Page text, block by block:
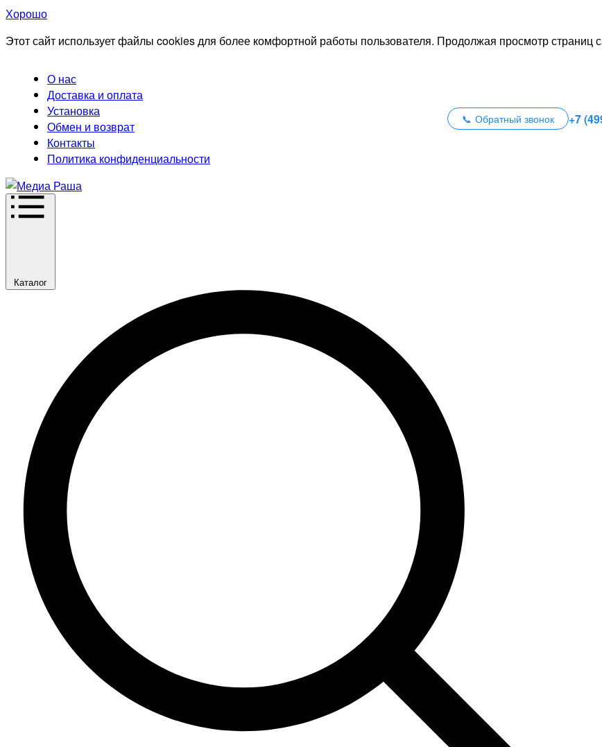
Хорошо
Этот сайт использует файлы cookies для более комфортной работы пользователя. Продолжая просмотр
О нас
Доставка и оплата
Установка
Обмен и возврат
Контакты
Политика конфиденциальности
Обратный звонок +7
Каталог